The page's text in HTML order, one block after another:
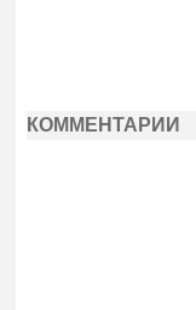
КОММЕНТАРИИ